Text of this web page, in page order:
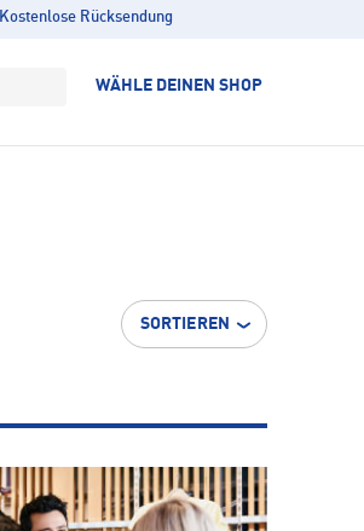
Kostenlose Rücksendung
WÄHLE DEINEN SHOP
SORTIEREN